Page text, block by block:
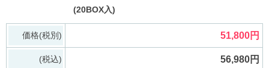
(20BOX入)
価格(税別) 51,800円
(税込) 56,980円